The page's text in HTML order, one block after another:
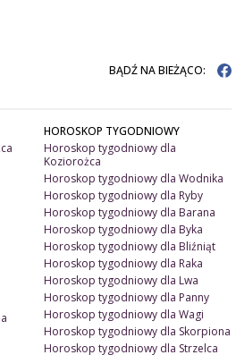
BĄDŹ NA BIEŻĄCO:
HOROSKOP TYGODNIOWY
Horoskop tygodniowy dla
Koziorożca
Horoskop tygodniowy dla Wodnika
Horoskop tygodniowy dla Ryby
Horoskop tygodniowy dla Barana
Horoskop tygodniowy dla Byka
Horoskop tygodniowy dla Bliźniąt
Horoskop tygodniowy dla Raka
Horoskop tygodniowy dla Lwa
Horoskop tygodniowy dla Panny
Horoskop tygodniowy dla Wagi
Horoskop tygodniowy dla Skorpiona
Horoskop tygodniowy dla Strzelca